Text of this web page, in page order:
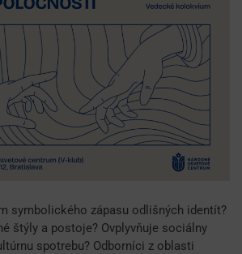
symbolického zápasu odlišných identít?
štýly a postoje? Ovplyvňuje sociálny
spotrebu? Odborníci z oblasti